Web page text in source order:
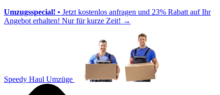
Umzugsspecial! • Jetzt kostenlos anfragen und 23% Rabatt auf Ihr
Angebot erhalten! Nur für kurze Zeit! →
Speedy Haul Umzüge